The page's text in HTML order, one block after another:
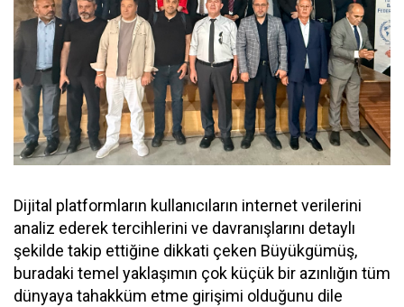
Dijital platformların kullanıcıların internet verilerini
analiz ederek tercihlerini ve davranışlarını detaylı
şekilde takip ettiğine dikkati çeken Büyükgümüş,
buradaki temel yaklaşımın çok küçük bir azınlığın tüm
dünyaya tahakküm etme girişimi olduğunu dile